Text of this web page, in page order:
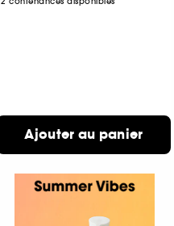
Ajouter au panier